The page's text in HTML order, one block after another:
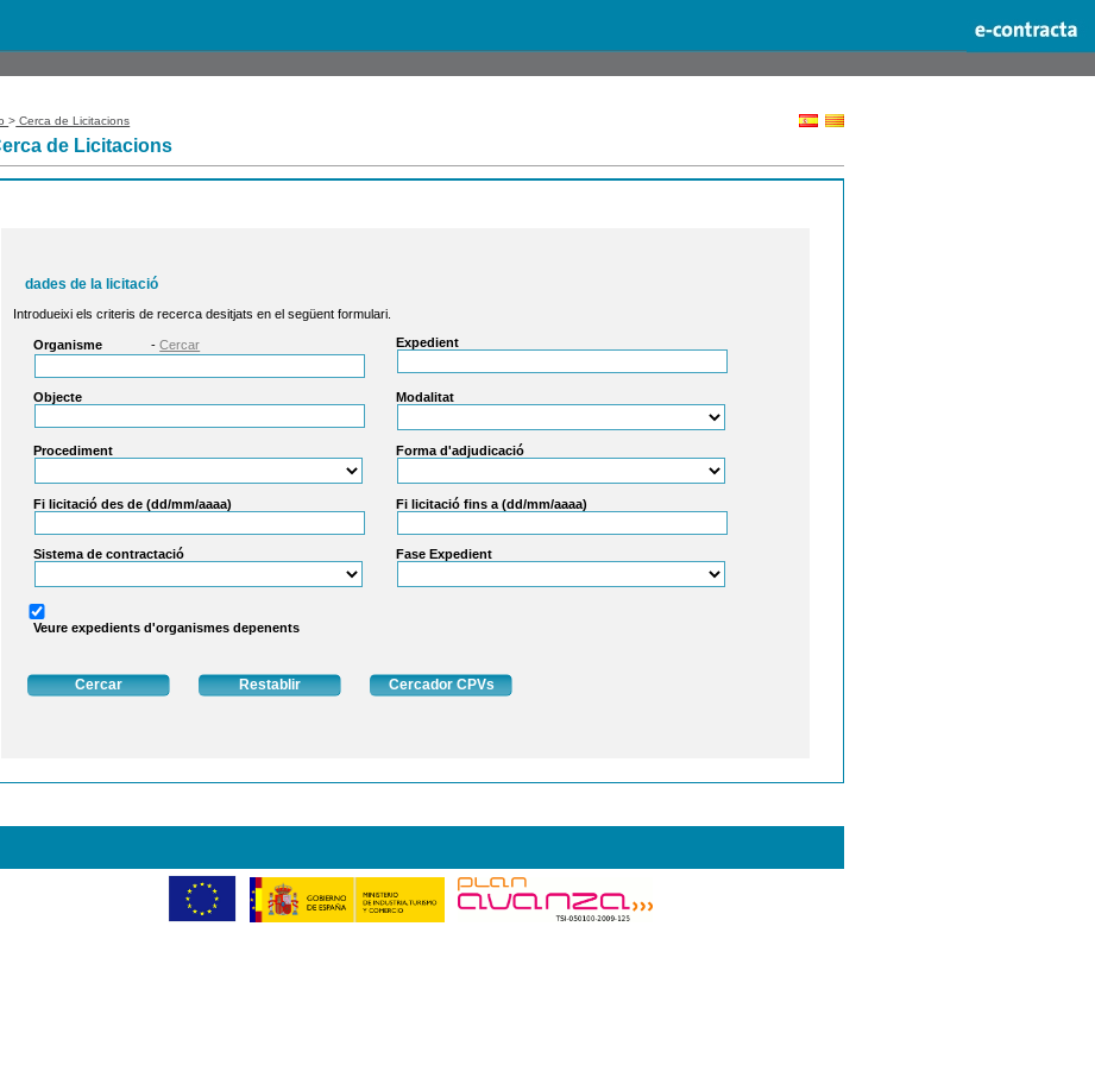
> Cerca de Licitacions
de Licitacions
Introdueixi els criteris de recerca desitjats en el següent formulari.
dades de la licitació
Organisme -Cercar Expedient
Objecte Modalitat
Procediment Forma d'adjudicació
Fi licitació des de (dd/mm/aaaa) Fi licitació fins a (dd/mm/aaaa)
Sistema de contractació Fase Expedient
Veure expedients d'organismes depenents